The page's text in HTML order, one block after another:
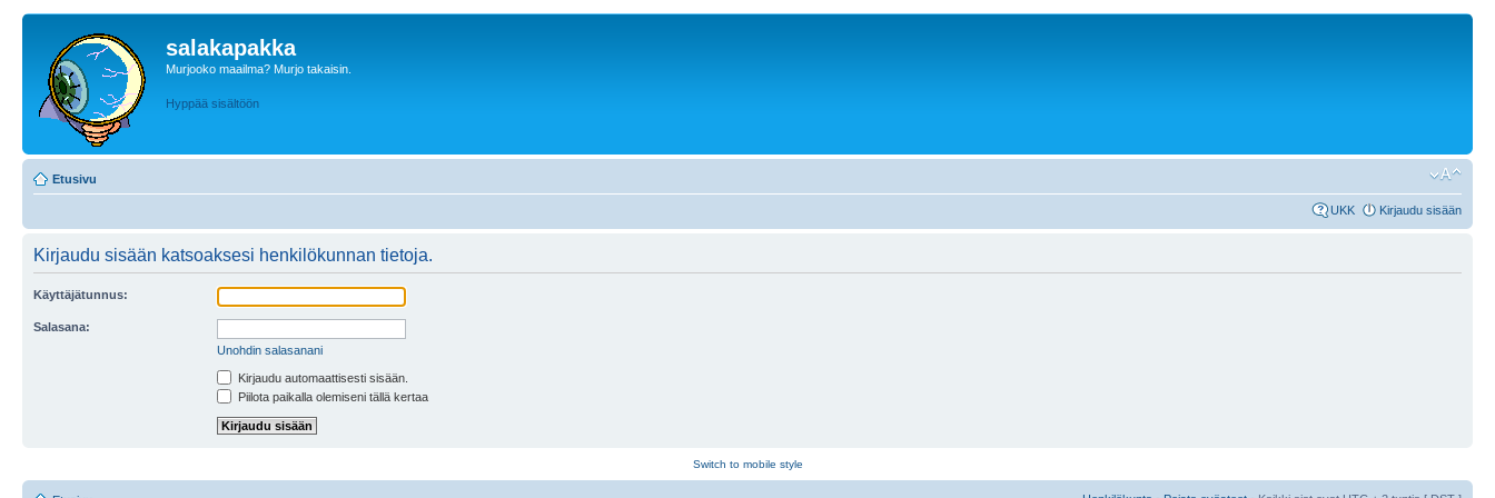
salakapakka
Murjooko maailma? Murjo takaisin.
Hyppää sisältöön
Etusivu
UKK Kirjaudu sisään
Kirjaudu sisään katsoaksesi henkilökunnan tietoja.
Käyttäjätunnus:
Salasana:
Unohdin salasanani
Kirjaudu automaattisesti sisään.
Piilota paikalla olemiseni tällä kertaa
Switch to mobile style